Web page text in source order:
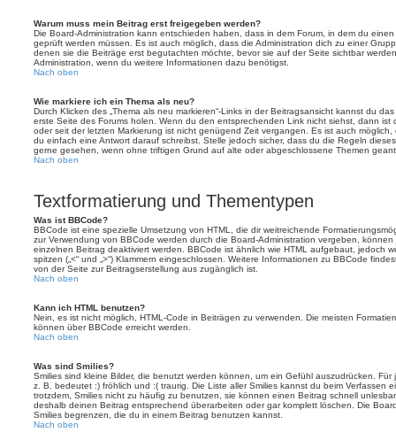
Warum muss mein Beitrag erst freigegeben werden?
Die Board-Administration kann entschieden haben, dass in dem Forum, in dem du
geprüft werden müssen. Es ist auch möglich, dass die Administration dich zu einer
denen sie die Beiträge erst begutachten möchte, bevor sie auf der Seite sichtbar
Administration, wenn du weitere Informationen dazu benötigst.
Nach oben
Wie markiere ich ein Thema als neu?
Durch Klicken des „Thema als neu markieren“-Links in der Beitragsansicht kannst du
erste Seite des Forums holen. Wenn du den entsprechenden Link nicht siehst, dann ist
oder seit der letzten Markierung ist nicht genügend Zeit vergangen. Es ist auch
du einfach eine Antwort darauf schreibst. Stelle jedoch sicher, dass du die Regeln
gerne gesehen, wenn ohne triftigen Grund auf alte oder abgeschlossene Themen
Nach oben
Textformatierung und Thementypen
Was ist BBCode?
BBCode ist eine spezielle Umsetzung von HTML, die dir weitreichende
zur Verwendung von BBCode werden durch die Board-Administration vergeben,
einzelnen Beitrag deaktiviert werden. BBCode ist ähnlich wie HTML aufgebaut, jedoch
spitzen („<“ und „>“) Klammern eingeschlossen. Weitere Informationen zu BBCode
von der Seite zur Beitragserstellung aus zugänglich ist.
Nach oben
Kann ich HTML benutzen?
Nein, es ist nicht möglich, HTML-Code in Beiträgen zu verwenden. Die meisten
können über BBCode erreicht werden.
Nach oben
Was sind Smilies?
Smilies sind kleine Bilder, die benutzt werden können, um ein Gefühl auszudrücken.
z. B. bedeutet :) fröhlich und :( traurig. Die Liste aller Smilies kannst du beim Verfassen
trotzdem, Smilies nicht zu häufig zu benutzen, sie können einen Beitrag schnell
deshalb deinen Beitrag entsprechend überarbeiten oder gar komplett löschen. Die
Smilies begrenzen, die du in einem Beitrag benutzen kannst.
Nach oben